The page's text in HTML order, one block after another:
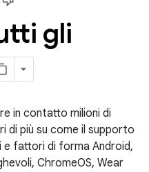
gli
in contatto milioni di
di più su come il supporto
e fattori di forma Android,
ChromeOS, Wear